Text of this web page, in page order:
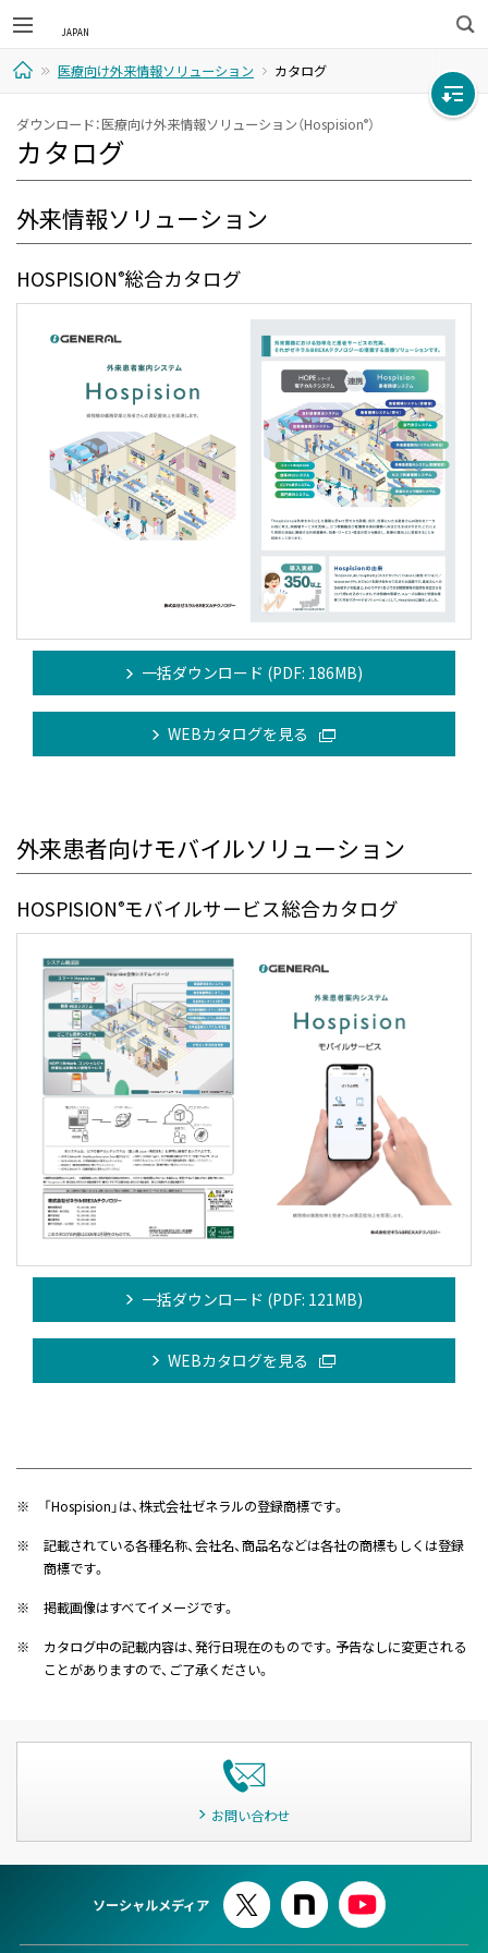
検
索
ホ
ー
医療向け外来情報ソリューション カタログ
ダウンロード：医療向け外来情報ソリューション（Hospision®）
カタログ
外来情報ソリューション
HOSPISION®総合カタログ
一括ダウンロード (PDF: 186MB)
WEBカタログを見る
外来患者向けモバイルソリューション
HOSPISION®モバイルサービス総合カタログ
一括ダウンロード (PDF: 121MB)
WEBカタログを見る
※
「Hospision」は、株式会社ゼネラルの登録商標です。
※
記載されている各種名称、会社名、商品名などは各社の商標もしくは登録
商標です。
※
掲載画像はすべてイメージです。
※
カタログ中の記載内容は、発行日現在のものです。予告なしに変更される
ことがありますので、ご了承ください。
お問い合わせ
ソーシャルメディア